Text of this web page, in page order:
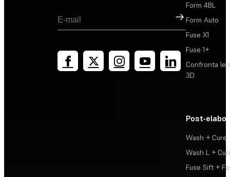
Registrati
Form 4BL
Form Auto
Fuse X1
Fuse 1+
Confronta le
3D
Post-
Wash + Cure
Wash L +
Fuse Sift +